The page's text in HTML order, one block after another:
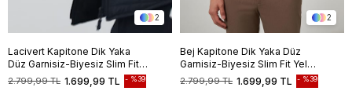
2
Lacivert Kapitone Dik Yaka
Düz Garnisiz-Biyesiz Slim Fit
Yelek 10092451501.699,99 TL
2.799,99 TL %39
2
Bej Kapitone Dik Yaka Düz
Garnisiz-Biyesiz Slim Fit Yelek
1009245150 1.699,99 TL
2.799,99 TL %39